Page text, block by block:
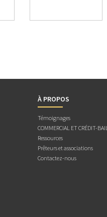
À PROPOS
Témoignages
COMMERCIAL ET CRÉDIT-BAIL
Ressources
Prêteurs et associations
Contactez-nous